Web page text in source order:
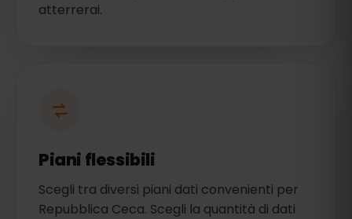
atterrerai.
Piani flessibili
Scegli tra diversi piani dati convenienti per
Repubblica Ceca. Scegli la quantità di dati